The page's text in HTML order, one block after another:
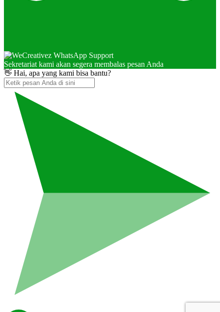
Sekretariat kami akan segera membalas pesan Anda
👋 Hai, apa yang kami bisa bantu?